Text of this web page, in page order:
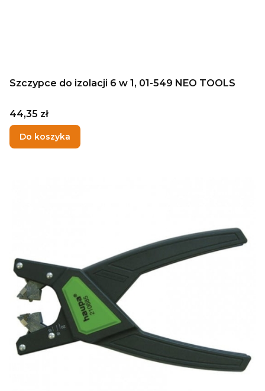
Szczypce do izolacji 6 w 1, 01-549 NEO TOOLS
Cena
44,35 zł
Do koszyka